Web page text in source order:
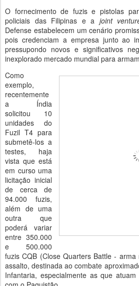
O fornecimento de fuzis e pistolas
policiais das Filipinas e a joint
Defense estabelecem um cenário
pois credenciam a empresa junto ao
pressupondo novos e significativos
inexplorado mercado mundial para
Como
exemplo,
recentemente
a Índia
solicitou 10
unidades do
Fuzil T4 para
submetê-los a
testes, haja
vista que está
em curso uma
licitação inicial
de cerca de
94.000 fuzis,
além de uma
outra que
poderá variar
entre 350.000
e 500.000
fuzis CQB (Close Quarters Battle -
assalto, destinada ao combate
Infantaria, especialmente as que